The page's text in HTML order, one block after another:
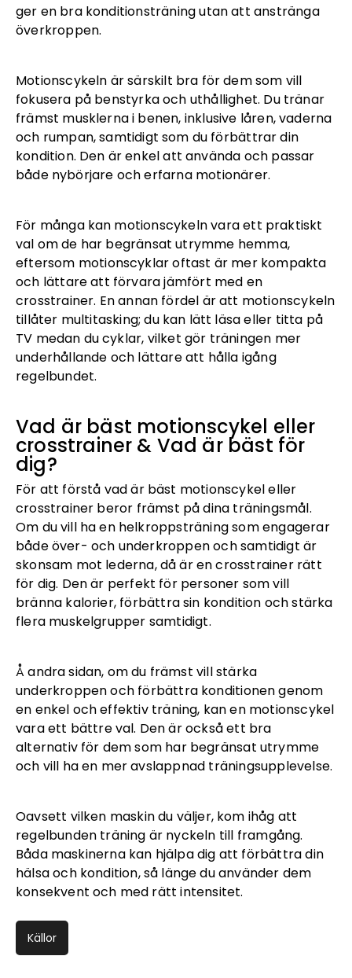
ger en bra konditionsträning utan att anstränga
överkroppen.
Motionscykeln är särskilt bra för dem som vill
fokusera på benstyrka och uthållighet. Du tränar
främst musklerna i benen, inklusive låren, vaderna
och rumpan, samtidigt som du förbättrar din
kondition. Den är enkel att använda och passar
både nybörjare och erfarna motionärer.
För många kan motionscykeln vara ett praktiskt
val om de har begränsat utrymme hemma,
eftersom motionscyklar oftast är mer kompakta
och lättare att förvara jämfört med en
crosstrainer. En annan fördel är att motionscykeln
tillåter multitasking; du kan lätt läsa eller titta på
TV medan du cyklar, vilket gör träningen mer
underhållande och lättare att hålla igång
regelbundet.
Vad är bäst motionscykel eller
crosstrainer & Vad är bäst för
dig?
För att förstå vad är bäst motionscykel eller
crosstrainer beror främst på dina träningsmål.
Om du vill ha en helkroppsträning som engagerar
både över- och underkroppen och samtidigt är
skonsam mot lederna, då är en crosstrainer rätt
för dig. Den är perfekt för personer som vill
bränna kalorier, förbättra sin kondition och stärka
flera muskelgrupper samtidigt.
Å andra sidan, om du främst vill stärka
underkroppen och förbättra konditionen genom
en enkel och effektiv träning, kan en motionscykel
vara ett bättre val. Den är också ett bra
alternativ för dem som har begränsat utrymme
och vill ha en mer avslappnad träningsupplevelse.
Oavsett vilken maskin du väljer, kom ihåg att
regelbunden träning är nyckeln till framgång.
Båda maskinerna kan hjälpa dig att förbättra din
hälsa och kondition, så länge du använder dem
konsekvent och med rätt intensitet.
Källor